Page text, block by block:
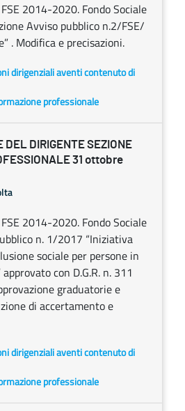
2014-2020. Fondo Sociale
Avviso pubblico n.2/FSE/
. Modifica e precisazioni.
dirigenziali aventi contenuto di
professionale
DEL DIRIGENTE SEZIONE
31 ottobre
2014-2020. Fondo Sociale
n. 1/2017 “Iniziativa
sociale per persone in
con D.G.R. n. 311
graduatorie e
di accertamento e
dirigenziali aventi contenuto di
professionale